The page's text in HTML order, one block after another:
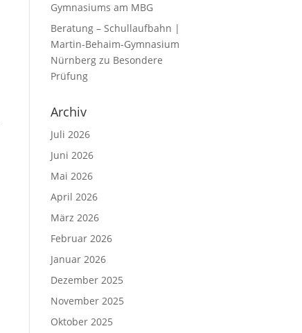
Gymnasiums am MBG
Beratung – Schullaufbahn |
Martin-Behaim-Gymnasium
Nürnberg zu Besondere
Prüfung
Archiv
Juli 2026
Juni 2026
Mai 2026
April 2026
März 2026
Februar 2026
Januar 2026
Dezember 2025
November 2025
Oktober 2025